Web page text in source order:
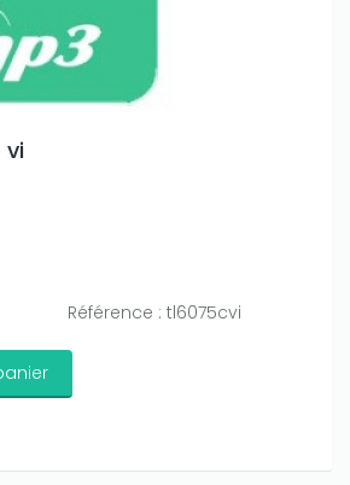
vi
Référence : tl6075cvi